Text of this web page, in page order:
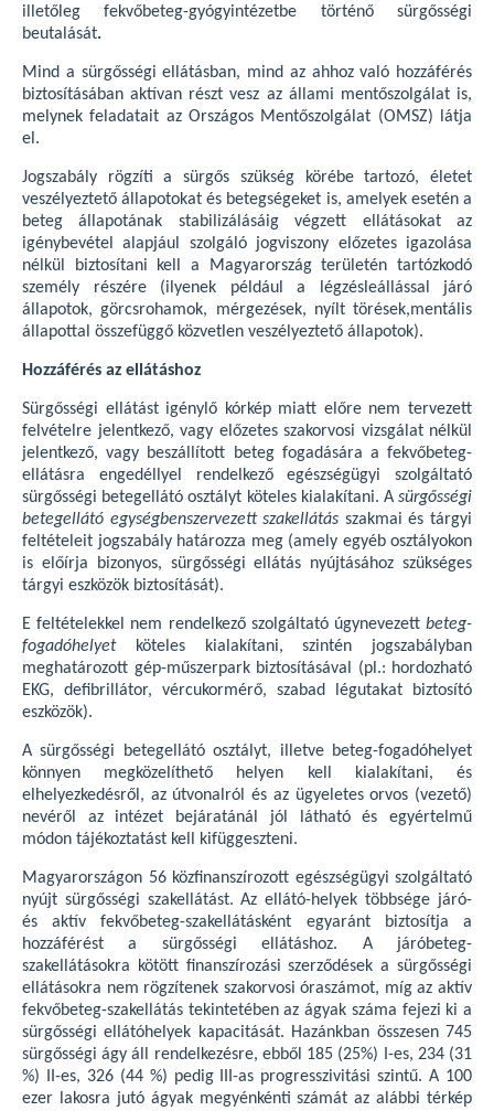
illetőleg fekvőbeteg-gyógyintézetbe történő sürgősségi
beutalását.
Mind a sürgősségi ellátásban, mind az ahhoz való hozzáférés
biztosításában aktívan részt vesz az állami mentőszolgálat is,
melynek feladatait az Országos Mentőszolgálat (OMSZ) látja
el.
Jogszabály rögzíti a sürgős szükség körébe tartozó, életet
veszélyeztető állapotokat és betegségeket is, amelyek esetén a
beteg állapotának stabilizálásáig végzett ellátásokat az
igénybevétel alapjául szolgáló jogviszony előzetes igazolása
nélkül biztosítani kell a Magyarország területén tartózkodó
személy részére (ilyenek például a légzésleállással járó
állapotok, görcsrohamok, mérgezések, nyílt törések,mentális
állapottal összefüggő közvetlen veszélyeztető állapotok).
Hozzáférés az ellátáshoz
Sürgősségi ellátást igénylő kórkép miatt előre nem tervezett
felvételre jelentkező, vagy előzetes szakorvosi vizsgálat nélkül
jelentkező, vagy beszállított beteg fogadására a fekvőbeteg-
ellátásra engedéllyel rendelkező egészségügyi szolgáltató
sürgősségi betegellátó osztályt köteles kialakítani. A sürgősségi
betegellátó egységbenszervezett szakellátás szakmai és tárgyi
feltételeit jogszabály határozza meg (amely egyéb osztályokon
is előírja bizonyos, sürgősségi ellátás nyújtásához szükséges
tárgyi eszközök biztosítását).
E feltételekkel nem rendelkező szolgáltató úgynevezett beteg-
fogadóhelyetköteles kialakítani, szintén jogszabályban
meghatározott gép-műszerpark biztosításával (pl.: hordozható
EKG, defibrillátor, vércukormérő, szabad légutakat biztosító
eszközök).
A sürgősségi betegellátó osztályt, illetve beteg-fogadóhelyet
könnyen megközelíthető helyen kell kialakítani, és
elhelyezkedésről, az útvonalról és az ügyeletes orvos (vezető)
nevéről az intézet bejáratánál jól látható és egyértelmű
módon tájékoztatást kell kifüggeszteni.
Magyarországon 56 közfinanszírozott egészségügyi szolgáltató
nyújt sürgősségi szakellátást. Az ellátó-helyek többsége járó-
és aktív fekvőbeteg-szakellátásként egyaránt biztosítja a
hozzáférést a sürgősségi ellátáshoz. A járóbeteg-
szakellátásokra kötött finanszírozási szerződések a sürgősségi
ellátásokra nem rögzítenek szakorvosi óraszámot, míg az aktív
fekvőbeteg-szakellátás tekintetében az ágyak száma fejezi ki a
sürgősségi ellátóhelyek kapacitását. Hazánkban összesen 745
sürgősségi ágy áll rendelkezésre, ebből 185 (25%) I-es, 234 (31
%) II-es, 326 (44 %) pedig III-as progresszivitási szintű. A 100
ezer lakosra jutó ágyak megyénkénti számát az alábbi térkép